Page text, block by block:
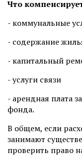
Что
- коммунальные
- содержание
- капитальный
- услуги связи
- арендная плата
фонда.
В общем, если
занимают
проверить право